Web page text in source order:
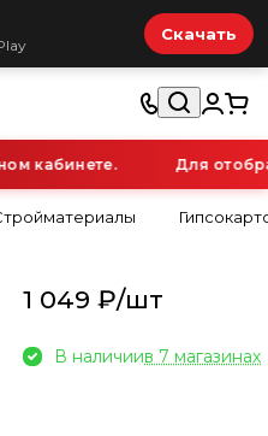
Скачать
кабинете. Для
1 049 ₽/шт
В наличиив 7 магазинах